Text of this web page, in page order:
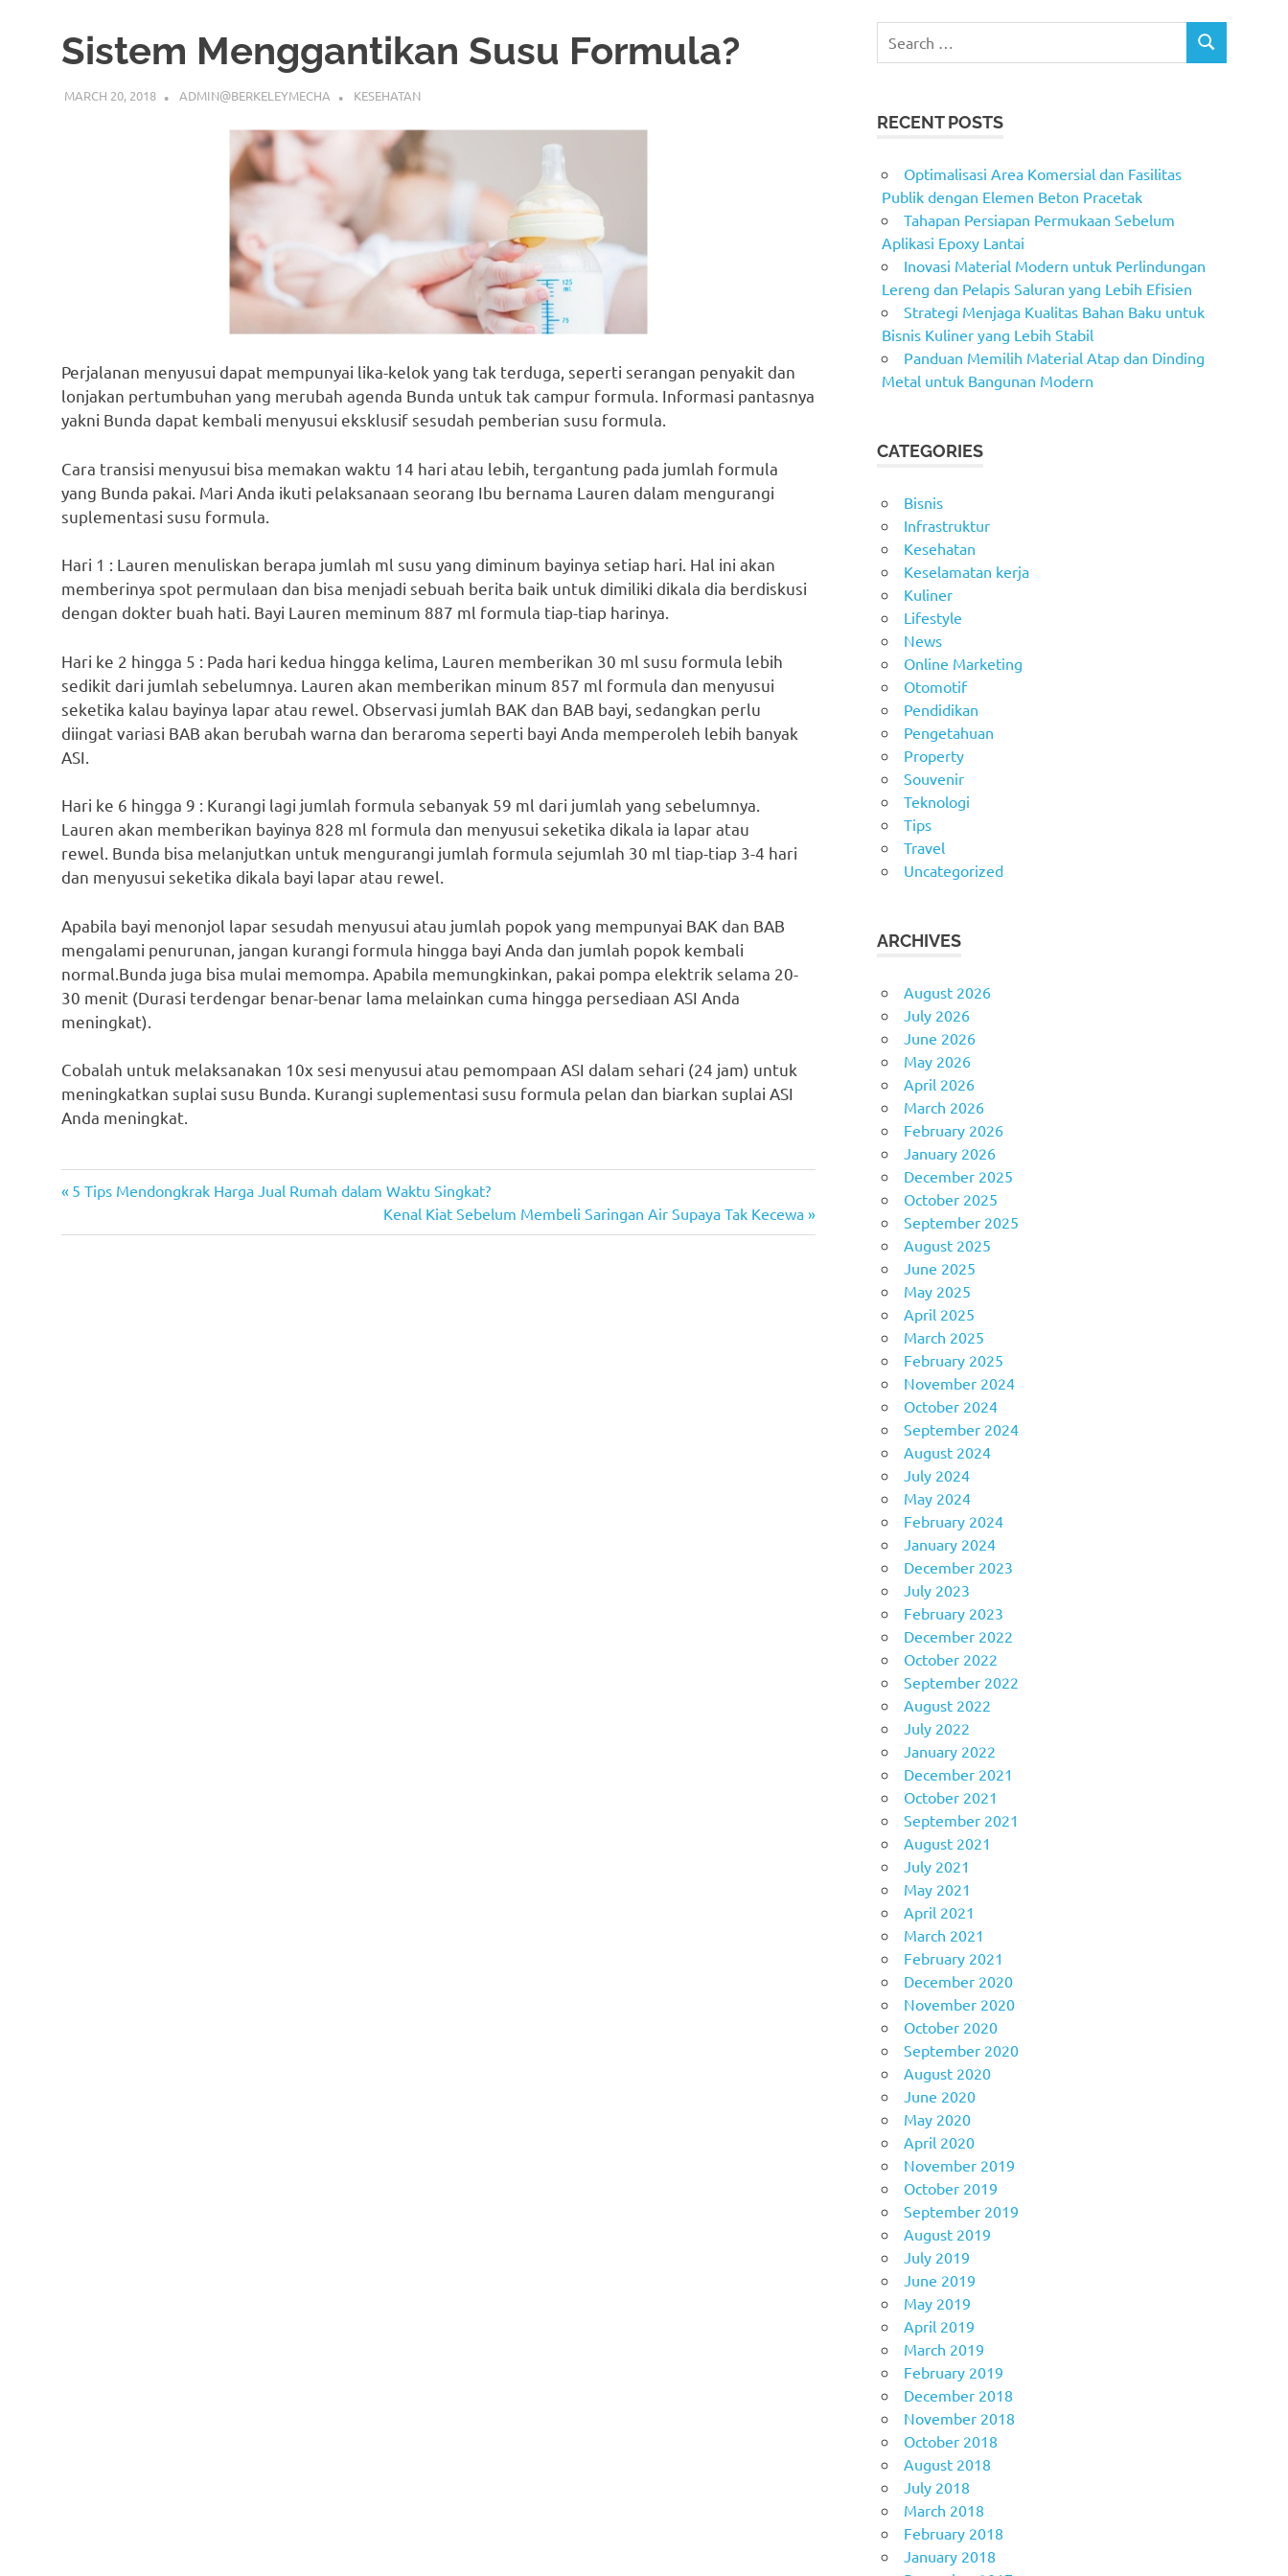
Sistem Menggantikan Susu Formula?
MARCH 20, 2018 ADMIN@BERKELEYMECHA KESEHATAN
Perjalanan menyusui dapat mempunyai lika-kelok yang tak terduga, seperti serangan penyakit dan
lonjakan pertumbuhan yang merubah agenda Bunda untuk tak campur formula. Informasi pantasnya
yakni Bunda dapat kembali menyusui eksklusif sesudah pemberian susu formula.
Cara transisi menyusui bisa memakan waktu 14 hari atau lebih, tergantung pada jumlah formula
yang Bunda pakai. Mari Anda ikuti pelaksanaan seorang Ibu bernama Lauren dalam mengurangi
suplementasi susu formula.
Hari 1 : Lauren menuliskan berapa jumlah ml susu yang diminum bayinya setiap hari. Hal ini akan
memberinya spot permulaan dan bisa menjadi sebuah berita baik untuk dimiliki dikala dia berdiskusi
dengan dokter buah hati. Bayi Lauren meminum 887 ml formula tiap-tiap harinya.
Hari ke 2 hingga 5 : Pada hari kedua hingga kelima, Lauren memberikan 30 ml susu formula lebih
sedikit dari jumlah sebelumnya. Lauren akan memberikan minum 857 ml formula dan menyusui
seketika kalau bayinya lapar atau rewel. Observasi jumlah BAK dan BAB bayi, sedangkan perlu
diingat variasi BAB akan berubah warna dan beraroma seperti bayi Anda memperoleh lebih banyak
ASI.
Hari ke 6 hingga 9 : Kurangi lagi jumlah formula sebanyak 59 ml dari jumlah yang sebelumnya.
Lauren akan memberikan bayinya 828 ml formula dan menyusui seketika dikala ia lapar atau
rewel. Bunda bisa melanjutkan untuk mengurangi jumlah formula sejumlah 30 ml tiap-tiap 3-4 hari
dan menyusui seketika dikala bayi lapar atau rewel.
Apabila bayi menonjol lapar sesudah menyusui atau jumlah popok yang mempunyai BAK dan BAB
mengalami penurunan, jangan kurangi formula hingga bayi Anda dan jumlah popok kembali
normal.Bunda juga bisa mulai memompa. Apabila memungkinkan, pakai pompa elektrik selama 20-
30 menit (Durasi terdengar benar-benar lama melainkan cuma hingga persediaan ASI Anda
meningkat).
Cobalah untuk melaksanakan 10x sesi menyusui atau pemompaan ASI dalam sehari (24 jam) untuk
meningkatkan suplai susu Bunda. Kurangi suplementasi susu formula pelan dan biarkan suplai ASI
Anda meningkat.
Post
navigation
Previous
5 Tips Mendongkrak Harga Jual Rumah dalam Waktu Singkat?
Next
Post:
Kenal Kiat Sebelum Membeli Saringan Air Supaya Tak Kecewa
SEARCH
RECENT POSTS
Optimalisasi Area Komersial dan Fasilitas
Publik dengan Elemen Beton Pracetak
Tahapan Persiapan Permukaan Sebelum
Aplikasi Epoxy Lantai
Inovasi Material Modern untuk Perlindungan
Lereng dan Pelapis Saluran yang Lebih Efisien
Strategi Menjaga Kualitas Bahan Baku untuk
Bisnis Kuliner yang Lebih Stabil
Panduan Memilih Material Atap dan Dinding
Metal untuk Bangunan Modern
CATEGORIES
Bisnis
Infrastruktur
Kesehatan
Keselamatan kerja
Kuliner
Lifestyle
News
Online Marketing
Otomotif
Pendidikan
Pengetahuan
Property
Souvenir
Teknologi
Tips
Travel
Uncategorized
ARCHIVES
August 2026
July 2026
June 2026
May 2026
April 2026
March 2026
February 2026
January 2026
December 2025
October 2025
September 2025
August 2025
June 2025
May 2025
April 2025
March 2025
February 2025
November 2024
October 2024
September 2024
August 2024
July 2024
May 2024
February 2024
January 2024
December 2023
July 2023
February 2023
December 2022
October 2022
September 2022
August 2022
July 2022
January 2022
December 2021
October 2021
September 2021
August 2021
July 2021
May 2021
April 2021
March 2021
February 2021
December 2020
November 2020
October 2020
September 2020
August 2020
June 2020
May 2020
April 2020
November 2019
October 2019
September 2019
August 2019
July 2019
June 2019
May 2019
April 2019
March 2019
February 2019
December 2018
November 2018
October 2018
August 2018
July 2018
March 2018
February 2018
January 2018